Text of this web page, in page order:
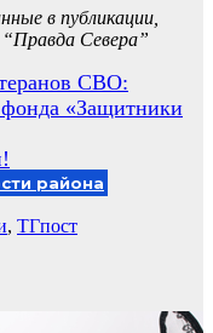
в публикации,
Севера”
СВО:
«Защитники
района
, ТГпост